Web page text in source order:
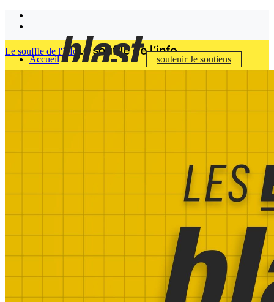
Accueil soutenirJe soutiens
Le souffle de l'info